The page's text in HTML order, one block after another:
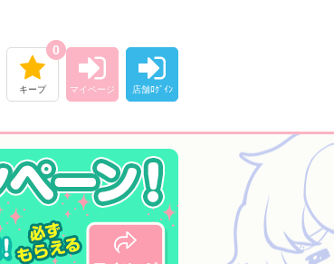
キープ
0
マイページ 店舗ﾛｸﾞｲﾝ